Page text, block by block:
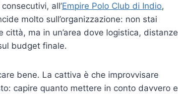
all’Empire Polo Club di Indio,
molto sull’organizzazione: non stai
ma in un’area dove logistica, distanze
budget finale.
bene. La cattiva è che improvvisare
capire quanto mettere in conto davvero e